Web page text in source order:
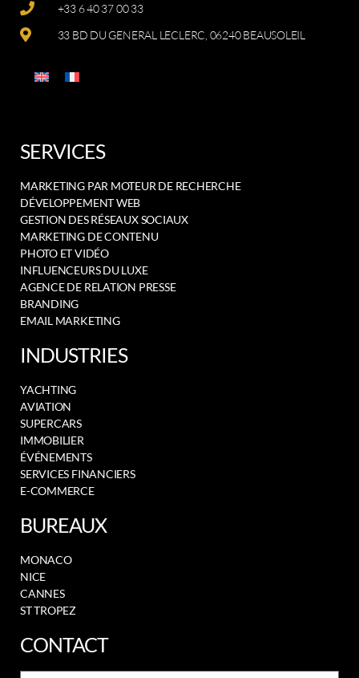
+33 6 40 37 00 33
33 BD DU GENERAL LECLERC, 06240 BEAUSOLEIL
SERVICES
MARKETING PAR MOTEUR DE RECHERCHE
DÉVELOPPEMENT WEB
GESTION DES RÉSEAUX SOCIAUX
MARKETING DE CONTENU
PHOTO ET VIDÉO
INFLUENCEURS DU LUXE
AGENCE DE RELATION PRESSE
BRANDING
EMAIL MARKETING
INDUSTRIES
YACHTING
AVIATION
SUPERCARS
IMMOBILIER
ÉVÉNEMENTS
SERVICES FINANCIERS
E-COMMERCE
BUREAUX
MONACO
NICE
CANNES
ST TROPEZ
CONTACT